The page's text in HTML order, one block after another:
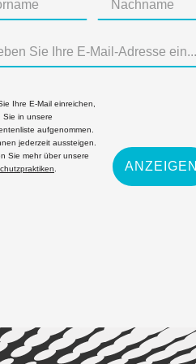
Ihre E-Mail einreichen,
Sie in unsere
aufgenommen.
jederzeit aussteigen.
Sie mehr über unsere
ANZEIGEN